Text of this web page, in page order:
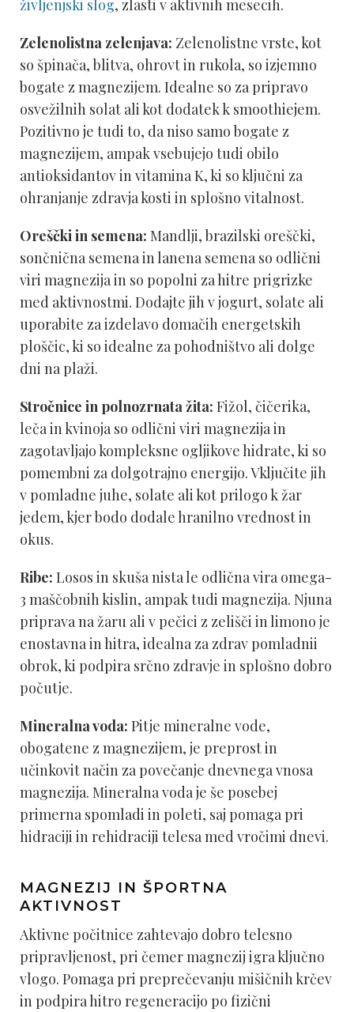
življenjski slog, zlasti v aktivnih mesecih.
Zelenolistna zelenjava: Zelenolistne vrste, kot
so špinača, blitva, ohrovt in rukola, so izjemno
bogate z magnezijem. Idealne so za pripravo
osvežilnih solat ali kot dodatek k smoothiejem.
Pozitivno je tudi to, da niso samo bogate z
magnezijem, ampak vsebujejo tudi obilo
antioksidantov in vitamina K, ki so ključni za
ohranjanje zdravja kosti in splošno vitalnost.
Oreščki in semena: Mandlji, brazilski oreščki,
sončnična semena in lanena semena so odlični
viri magnezija in so popolni za hitre prigrizke
med aktivnostmi. Dodajte jih v jogurt, solate ali
uporabite za izdelavo domačih energetskih
ploščic, ki so idealne za pohodništvo ali dolge
dni na plaži.
Stročnice in polnozrnata žita: Fižol, čičerika,
leča in kvinoja so odlični viri magnezija in
zagotavljajo kompleksne ogljikove hidrate, ki so
pomembni za dolgotrajno energijo. Vključite jih
v pomladne juhe, solate ali kot prilogo k žar
jedem, kjer bodo dodale hranilno vrednost in
okus.
Ribe: Losos in skuša nista le odlična vira omega-
3 maščobnih kislin, ampak tudi magnezija. Njuna
priprava na žaru ali v pečici z zelišči in limono je
enostavna in hitra, idealna za zdrav pomladnii
obrok, ki podpira srčno zdravje in splošno dobro
počutje.
Mineralna voda: Pitje mineralne vode,
obogatene z magnezijem, je preprost in
učinkovit način za povečanje dnevnega vnosa
magnezija. Mineralna voda je še posebej
primerna spomladi in poleti, saj pomaga pri
hidraciji in rehidraciji telesa med vročimi dnevi.
MAGNEZIJ IN ŠPORTNA
AKTIVNOST
Aktivne počitnice zahtevajo dobro telesno
pripravljenost, pri čemer magnezij igra ključno
vlogo. Pomaga pri preprečevanju mišičnih krčev
in podpira hitro regeneracijo po fizični